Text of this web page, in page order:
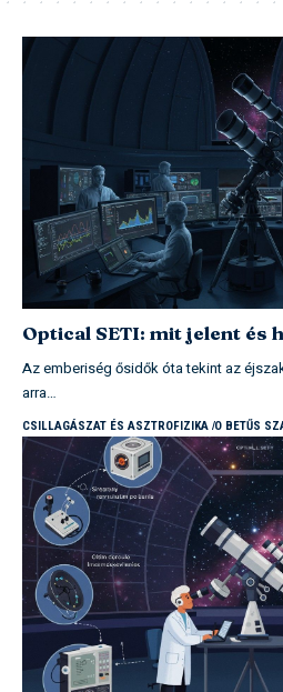
Optical SETI: mit jelent és
Az emberiség ősidők óta tekint az
arra…
CSILLAGÁSZAT ÉS ASZTROFIZIKA O BETŰS